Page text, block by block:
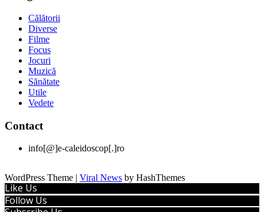
Călătorii
Diverse
Filme
Focus
Jocuri
Muzică
Sănătate
Utile
Vedete
Contact
info[@]e-caleidoscop[.]ro
WordPress Theme Viral News by HashThemes
Like Us
Follow Us